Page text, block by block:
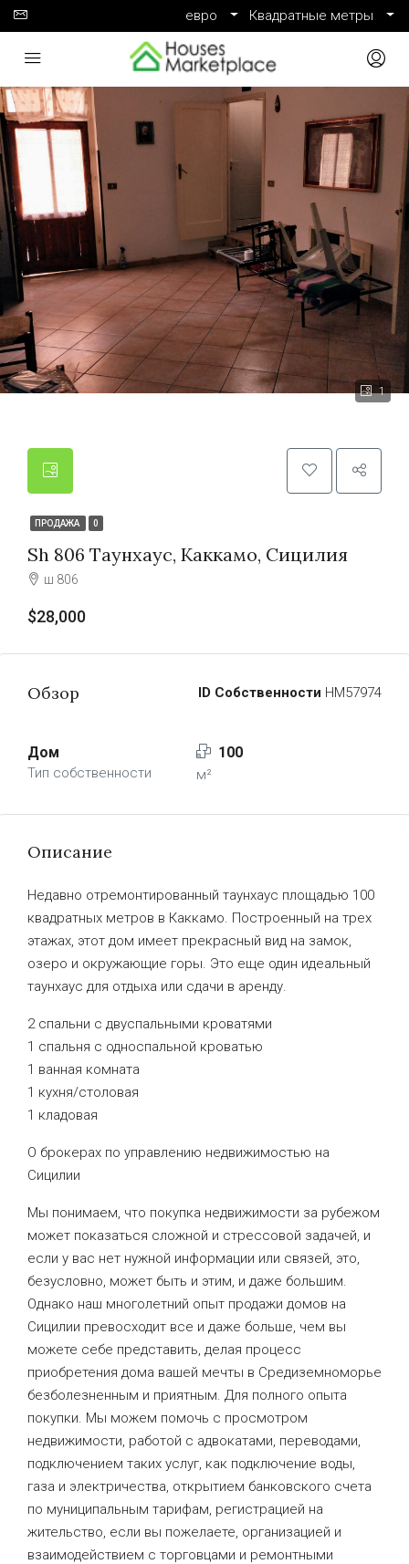
евро Квадратные метры
1
ПРОДАЖА 0
Sh 806 Таунхаус, Каккамо, Сицилия
ш 806
$28,000
Обзор ID Собственности HM57974
Дом
Тип собственности
100
м²
Описание
Недавно отремонтированный таунхаус площадью 100
квадратных метров в Каккамо. Построенный на трех
этажах, этот дом имеет прекрасный вид на замок,
озеро и окружающие горы. Это еще один идеальный
таунхаус для отдыха или сдачи в аренду.
2 спальни с двуспальными кроватями
1 спальня с односпальной кроватью
1 ванная комната
1 кухня/столовая
1 кладовая
О брокерах по управлению недвижимостью на
Сицилии
Мы понимаем, что покупка недвижимости за рубежом
может показаться сложной и стрессовой задачей, и
если у вас нет нужной информации или связей, это,
безусловно, может быть и этим, и даже большим.
Однако наш многолетний опыт продажи домов на
Сицилии превосходит все и даже больше, чем вы
можете себе представить, делая процесс
приобретения дома вашей мечты в Средиземноморье
безболезненным и приятным. Для полного опыта
покупки. Мы можем помочь с просмотром
недвижимости, работой с адвокатами, переводами,
подключением таких услуг, как подключение воды,
газа и электричества, открытием банковского счета
по муниципальным тарифам, регистрацией на
жительство, если вы пожелаете, организацией и
взаимодействием с торговцами и ремонтными